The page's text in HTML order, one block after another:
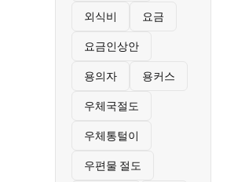
외식비 요금
요금인상안
용의자 용커스
우체국절도
우체통털이
우편물 절도